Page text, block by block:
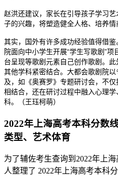
赵洪还建议，家长在引导孩子学习
子的兴趣，将塑造健全人格、培养情
其实，国外有许多成功经验值得借
院面向中小学生开展“学生写歌剧”
台呈现等歌剧元素自己创作歌剧。
其他学科紧密结合。大都会歌剧院
及，如《奥赛罗》专题研讨会，不
相结合，还在研讨过程中融入心理
科。（王珏柯萌）
2022年上海高考本科分数
类型、艺术体育
为了辅佐考生查询到2022年上
人整理了 2022年上海高考本科